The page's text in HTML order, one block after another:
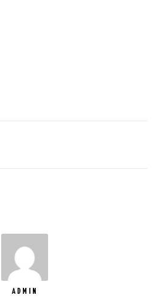
ADMIN